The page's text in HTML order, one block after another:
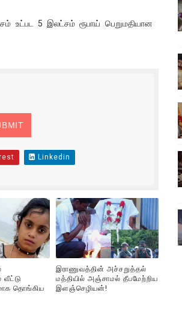
நினைவெழுச்சி நாள் - 26.09.2021
நீதி கேட்டு நடைபெற்ற கவனயீர்ப்புப்
இன்று உரை
உட்பட 5 இலட்சம் ரூபாய் பெறுமதியான
Linkedin
வீட்டு
தொங்கிய
இராணுவத்தின் அச்சறுத்தல்
மத்தியில் அஞ்சாமல் தீபமேற்றிய
இளஞ்செழியன்!